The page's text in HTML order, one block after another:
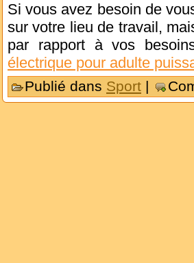
Si vous avez besoin de
sur votre lieu de travail,
par rapport à vos
électrique pour adulte
Publié dans Sport |